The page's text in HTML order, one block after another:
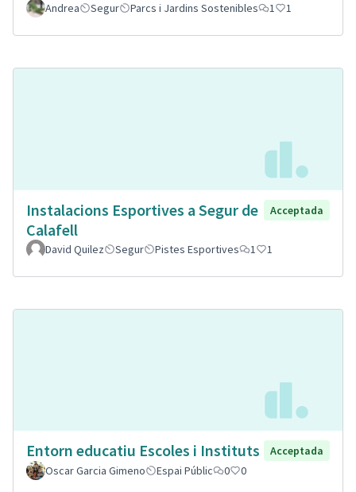
Andrea Segur Parcs i Jardins Sostenibles 1 1
Instalacions Esportives a Segur de
Calafell
Acceptada
David Quilez Segur Pistes Esportives 1 1
Entorn educatiu Escoles i Instituts
Acceptada
Oscar Garcia Gimeno
Espai Públic 0 0